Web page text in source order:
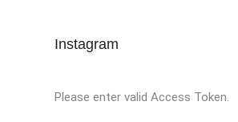
Instagram
Please enter valid Access Token.